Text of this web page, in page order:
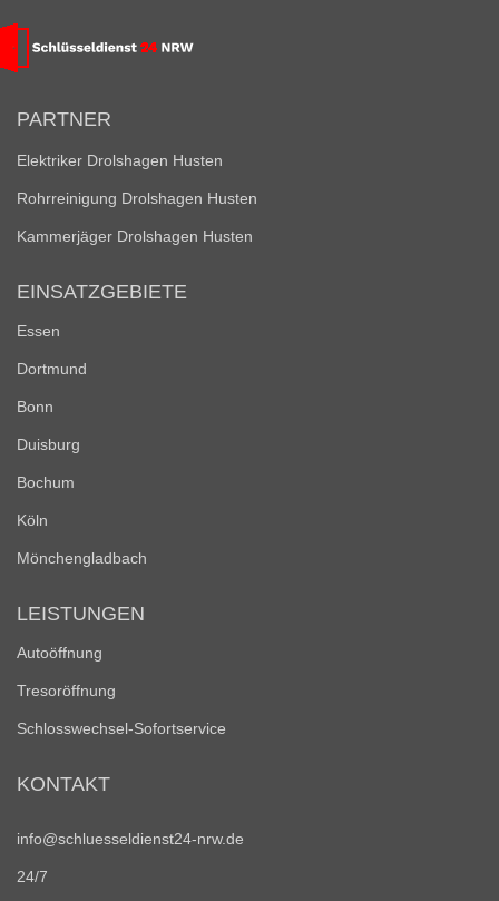
PARTNER
Elektriker Drolshagen Husten
Rohrreinigung Drolshagen Husten
Kammerjäger Drolshagen Husten
EINSATZGEBIETE
Essen
Dortmund
Bonn
Duisburg
Bochum
Köln
Mönchengladbach
LEISTUNGEN
Autoöffnung
Tresoröffnung
Schlosswechsel-Sofortservice
KONTAKT
info@schluesseldienst24-nrw.de
24/7